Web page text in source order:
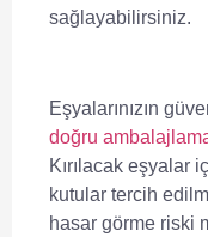
sağlayabilirsiniz.
Eşyalarınızın
doğru
Kırılacak eşyalar
kutular tercih
hasar görme riski